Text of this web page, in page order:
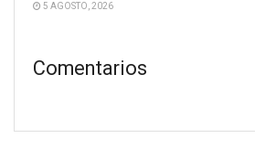
5 AGOSTO, 2026
Comentarios